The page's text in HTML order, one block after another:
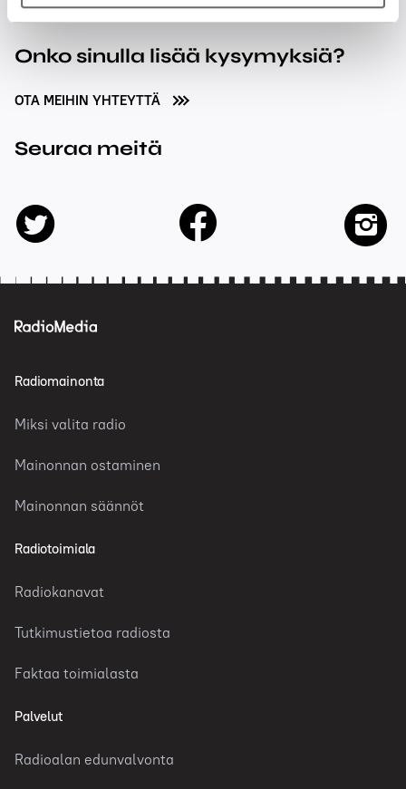
Onko sinulla lisää kysymyksiä?
OTA MEIHIN YHTEYTTÄ
Seuraa meitä
twitter facebook
Radiomainonta
Miksi valita radio
Mainonnan ostaminen
Mainonnan säännöt
Radiotoimiala
Radiokanavat
Tutkimustietoa radiosta
Faktaa toimialasta
Palvelut
Radioalan edunvalvonta